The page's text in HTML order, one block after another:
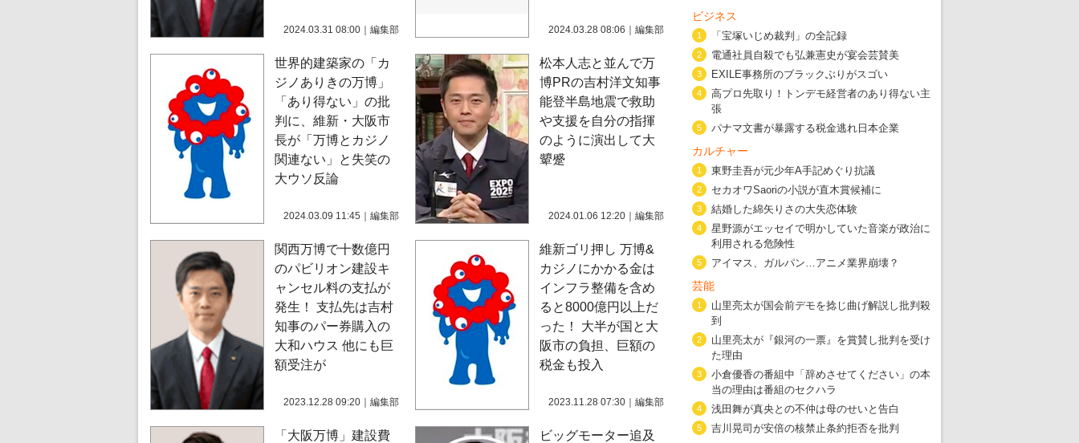
2024.03.31 08:00 編集部 2024.03.28 08:06 編集部
世界的建築家の「カ
ジノありきの万博」
「あり得ない」の批
判に、維新・大阪市
長が「万博とカジノ
関連ない」と失笑の
大ウソ反論
2024.03.09 11:45 編集部
松本人志と並んで万
博PRの吉村洋文知事
能登半島地震で救助
や支援を自分の指揮
のように演出して大
顰蹙
2024.01.06 12:20 編集部
関西万博で十数億円
のパビリオン建設キ
ャンセル料の支払が
発生！ 支払先は吉村
知事のパー券購入の
大和ハウス 他にも巨
額受注が
2023.12.28 09:20 編集部
維新ゴリ押し 万博&
カジノにかかる金は
インフラ整備を含め
ると8000億円以上だ
った！ 大半が国と大
阪市の負担、巨額の
税金も投入
2023.11.28 07:30 編集部
「大阪万博」建設費
ビッグモーター追及
ビジネス
1 「宝塚いじめ裁判」の全記録
2 電通社員自殺でも弘兼憲史が宴会芸賛美
3 EXILE事務所のブラックぶりがスゴい
4
高プロ先取り！トンデモ経営者のあり得ない主
張
5 パナマ文書が暴露する税金逃れ日本企業
カルチャー
1 東野圭吾が元少年A手記めぐり抗議
2 セカオワSaoriの小説が直木賞候補に
3 結婚した綿矢りさの大失恋体験
4
星野源がエッセイで明かしていた音楽が政治に
利用される危険性
5 アイマス、ガルパン…アニメ業界崩壊？
芸能
1
山里亮太が国会前デモを捻じ曲げ解説し批判殺
到
2
山里亮太が『銀河の一票』を賞賛し批判を受け
た理由
3
小倉優香の番組中「辞めさせてください」の本
当の理由は番組のセクハラ
4 浅田舞が真央との不仲は母のせいと告白
5 吉川晃司が安倍の核禁止条約拒否を批判